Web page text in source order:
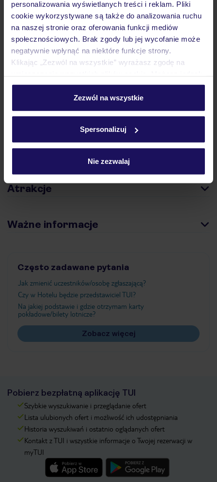
personalizowania wyświetlanych treści i reklam. Pliki
cookie wykorzystywane są także do analizowania ruchu
na naszej stronie oraz oferowania funkcji mediów
społecznościowych. Brak zgody lub jej wycofanie może
negatywnie wpłynąć na niektóre funkcje strony.
Klikając „Zezwól na wszystkie” wyrażasz zgodę na
personalizować swój wybór wchodząc w zakładkę
Szczegółowe informacje o plikach cookie znajdziesz
Zezwól na wszystkie
Spersonalizuj
Nie zezwalaj
Hotel
Pokoje
Wyżywienie
Atrakcje
Ważne informacje
Często zadawane pytania
Jak zmienić uczestników/osobę zgłaszającą?
Czy w Hotelu będzie przedstawiciel TUI?
Na jakiej podstawie i gdzie otrzymam karty
pokładowe/bilety lotnicze?
Zobacz więcej
Pobierz bezpłatną aplikację TUI
Szybkie wyszukiwanie i przeglądanie ofert
Lista ulubionych ofert i możliwość ich udostępniania
Historia wyszukiwań i ostatnio oglądanych ofert
Kontakt z TUI i wszystkie informacje o Twojej rezerwacji w
myTUI